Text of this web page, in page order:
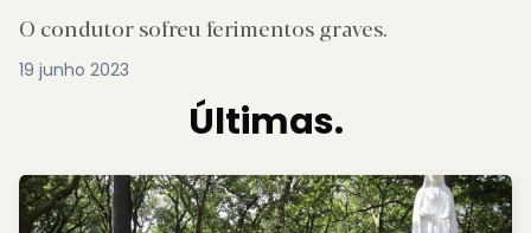
O condutor sofreu ferimentos graves.
19 junho 2023
Últimas.